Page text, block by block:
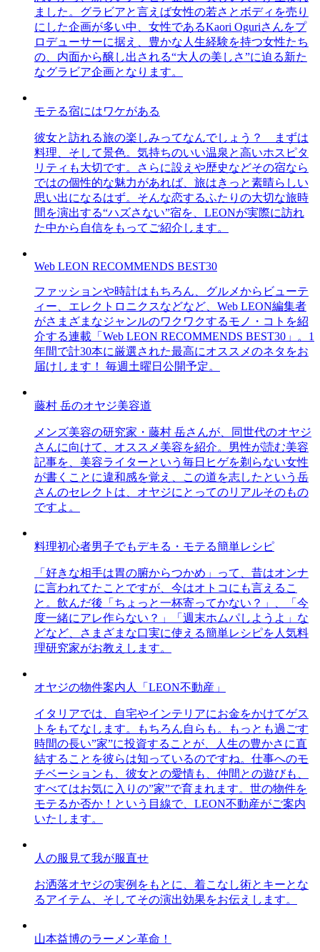
ました。グラビアと言えば女性の若さとボディを売り
にした企画が多い中、女性であるKaori Oguriさんをプ
ロデューサーに据え、豊かな人生経験を持つ女性たち
の、内面から醸し出される“大人の美しさ”に迫る新た
なグラビア企画となります。
モテる宿にはワケがある
彼女と訪れる旅の楽しみってなんでしょう？ まずは
料理、そして景色。気持ちのいい温泉と高いホスピタ
リティも大切です。さらに設えや歴史などその宿なら
ではの個性的な魅力があれば、旅はきっと素晴らしい
思い出になるはず。そんな恋するふたりの大切な旅時
間を演出する“ハズさない”宿を、LEONが実際に訪れ
た中から自信をもってご紹介します。
Web LEON RECOMMENDS BEST30
ファッションや時計はもちろん、グルメからビューテ
ィー、エレクトロニクスなどなど、Web LEON編集者
がさまざまなジャンルのワクワクするモノ・コトを紹
介する連載「Web LEON RECOMMENDS BEST30」。1
年間で計30本に厳選された最高にオススメのネタをお
届けします！ 毎週土曜日公開予定。
藤村 岳のオヤジ美容道
メンズ美容の研究家・藤村 岳さんが、同世代のオヤジ
さんに向けて、オススメ美容を紹介。男性が読む美容
記事を、美容ライターという毎日ヒゲを剃らない女性
が書くことに違和感を覚え、この道を志したという岳
さんのセレクトは、オヤジにとってのリアルそのもの
ですよ。
料理初心者男子でもデキる・モテる簡単レシピ
「好きな相手は胃の腑からつかめ」って、昔はオンナ
に言われてたことですが、今はオトコにも言えるこ
と。飲んだ後「ちょっと一杯寄ってかない？」、「今
度一緒にアレ作らない？」「週末ホムパしようよ」な
どなど、さまざまな口実に使える簡単レシピを人気料
理研究家がお教えします。
オヤジの物件案内人「LEON不動産」
イタリアでは、自宅やインテリアにお金をかけてゲス
トをもてなします。もちろん自らも。もっとも過ごす
時間の長い”家”に投資することが、人生の豊かさに直
結することを彼らは知っているのですね。仕事へのモ
チベーションも、彼女との愛情も、仲間との遊びも、
すべてはお気に入りの”家”で育まれます。世の物件を
モテるか否か！という目線で、LEON不動産がご案内
いたします。
人の服見て我が服直せ
お洒落オヤジの実例をもとに、着こなし術とキーとな
るアイテム、そしてその演出効果をお伝えします。
山本益博のラーメン革命！